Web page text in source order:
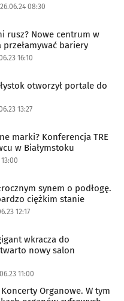
08:30
rusz? Nowe centrum w
przełamywać bariery
16:10
otworzył portale do
13:27
marki? Konferencja TRE
w Białymstoku
synem o podłogę.
ciężkim stanie
12:17
wkracza do
nowy salon
11:00
Organowe. W tym